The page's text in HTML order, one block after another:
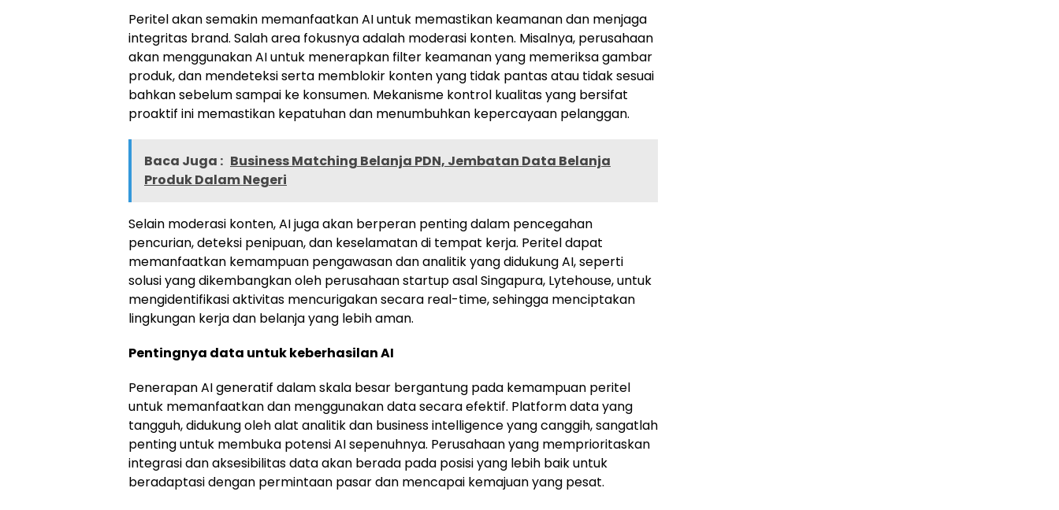
Peritel akan semakin memanfaatkan AI untuk memastikan keamanan dan menjaga
integritas brand. Salah area fokusnya adalah moderasi konten. Misalnya, perusahaan
akan menggunakan AI untuk menerapkan filter keamanan yang memeriksa gambar
produk, dan mendeteksi serta memblokir konten yang tidak pantas atau tidak sesuai
bahkan sebelum sampai ke konsumen. Mekanisme kontrol kualitas yang bersifat
proaktif ini memastikan kepatuhan dan menumbuhkan kepercayaan pelanggan.
Baca Juga : Business Matching Belanja PDN, Jembatan Data Belanja
Produk Dalam Negeri
Selain moderasi konten, AI juga akan berperan penting dalam pencegahan
pencurian, deteksi penipuan, dan keselamatan di tempat kerja. Peritel dapat
memanfaatkan kemampuan pengawasan dan analitik yang didukung AI, seperti
solusi yang dikembangkan oleh perusahaan startup asal Singapura, Lytehouse, untuk
mengidentifikasi aktivitas mencurigakan secara real-time, sehingga menciptakan
lingkungan kerja dan belanja yang lebih aman.
Pentingnya data untuk keberhasilan AI
Penerapan AI generatif dalam skala besar bergantung pada kemampuan peritel
untuk memanfaatkan dan menggunakan data secara efektif. Platform data yang
tangguh, didukung oleh alat analitik dan business intelligence yang canggih, sangatlah
penting untuk membuka potensi AI sepenuhnya. Perusahaan yang memprioritaskan
integrasi dan aksesibilitas data akan berada pada posisi yang lebih baik untuk
beradaptasi dengan permintaan pasar dan mencapai kemajuan yang pesat.